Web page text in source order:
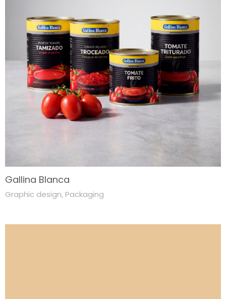
Gallina Blanca
Graphic design, Packaging